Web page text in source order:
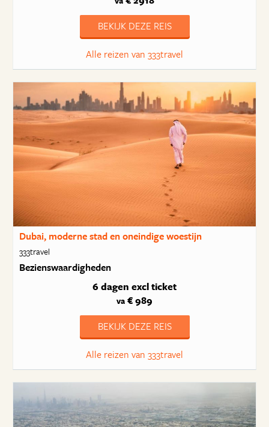
BEKIJK DEZE REIS
Alle reizen van 333travel
Dubai, moderne stad en oneindige woestijn
333travel
Bezienswaardigheden
6 dagen excl ticket
va € 989
BEKIJK DEZE REIS
Alle reizen van 333travel